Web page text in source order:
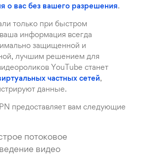
о вас без вашего разрешения.
только при быстром
информация всегда
защищенной и
лучшим решением для
YouTube станет
частных сетей,
данные.
предоставляет вам следующие
потоковое
видео